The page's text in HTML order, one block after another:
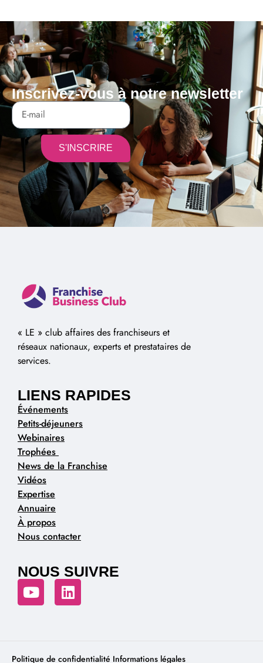
Inscrivez-vous à notre newsletter
S'INSCRIRE
Alternative:
« LE » club affaires des franchiseurs et
réseaux nationaux, experts et prestataires de
services.
LIENS RAPIDES
Événements
Petits-déjeuners
Webinaires
Trophées
News de la Franchise
Vidéos
Expertise
Annuaire
À propos
Nous contacter
NOUS SUIVRE
Politique de confidentialité Informations légales